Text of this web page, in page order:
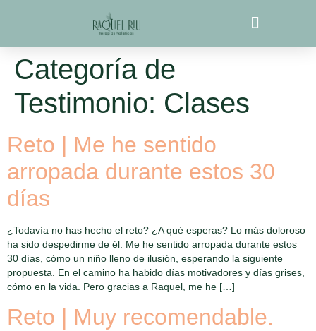
Categoría de
Testimonio: Clases
Reto | Me he sentido
arropada durante estos 30
días
¿Todavía no has hecho el reto? ¿A qué esperas? Lo más doloroso
ha sido despedirme de él. Me he sentido arropada durante estos
30 días, cómo un niño lleno de ilusión, esperando la siguiente
propuesta. En el camino ha habido días motivadores y días grises,
cómo en la vida. Pero gracias a Raquel, me he […]
Reto | Muy recomendable.